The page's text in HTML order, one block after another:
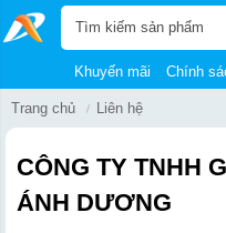
Khuyến mãi Chính
Trang chủ Liên hệ
CÔNG TY TNHH
ÁNH DƯƠNG